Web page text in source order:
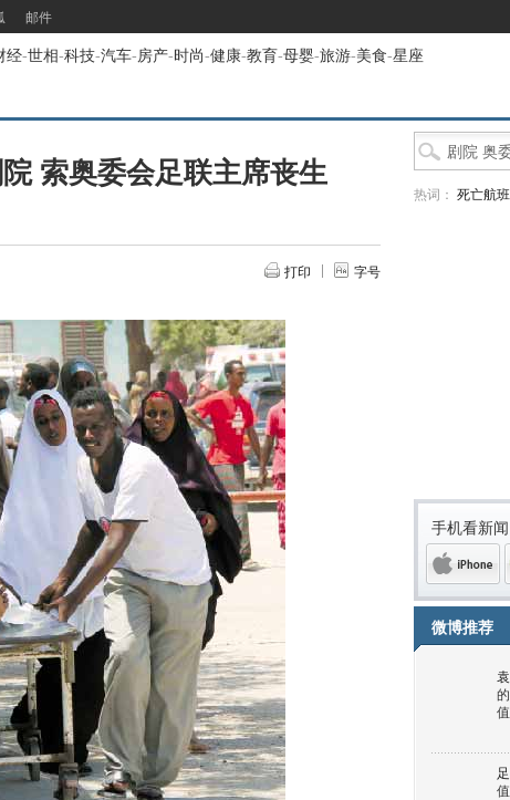
邮件
经-世相-科技-汽车-房产-时尚-健康-教育-母婴-旅游-美食-星座
索奥委会足联主席丧生
打印 字号
热词： 死亡航班
手机看新
微博推荐